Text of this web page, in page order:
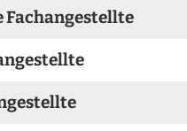
Fachangestellte